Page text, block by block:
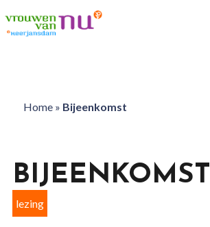
Home» Bijeenkomst
BIJEENKOMST
lezing